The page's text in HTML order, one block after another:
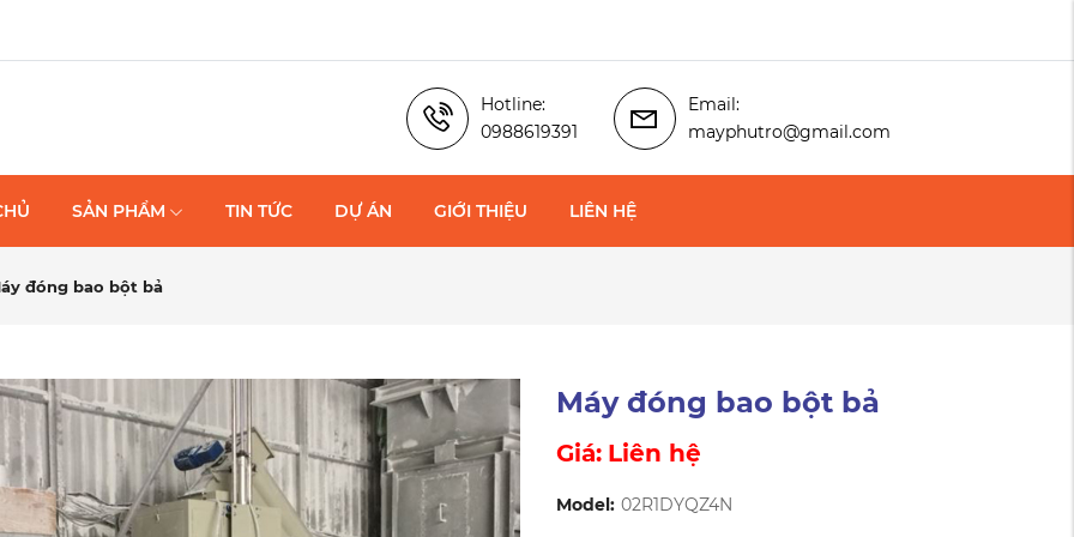
Hotline:
0988619391
Email:
mayphutro@gmail.com
SẢN PHẨM TIN TỨC DỰ ÁN GIỚI THIỆU LIÊN HỆ
đóng bao bột bả
Máy đóng bao bột bả
Giá: Liên hệ
Model: 02R1DYQZ4N